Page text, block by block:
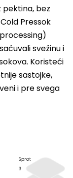
pektina, bez
Pressok
svežinu i
Koristeći
sastojke,
i pre svega